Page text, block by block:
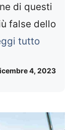
di questi
false dello
tutto
4, 2023